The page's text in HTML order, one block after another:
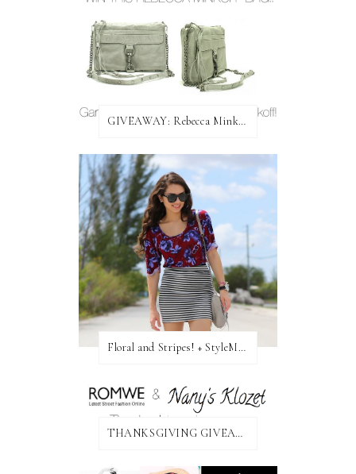
GIVEAWAY: Rebecca Minkoff Bag!
Floral and Stripes! + StyleMint GIVEAWAY!
THANKSGIVING GIVEAWAY!